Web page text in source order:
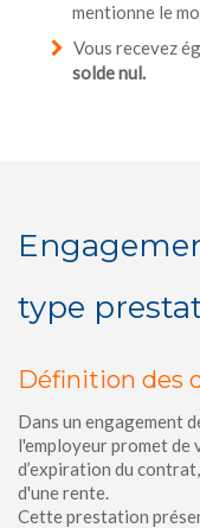
mentionne le
Vous recevez
solde nul.
type
Définition des
Dans un engagement
l'employeur promet de
d’expiration du
d'une rente.
Cette prestation